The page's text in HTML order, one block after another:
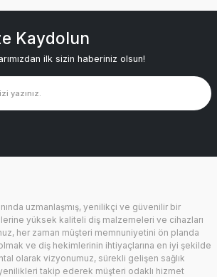
Kaydolun
ilk sizin haberiniz olsun!
uzmanlaşmış, yenilikçi ve güvenilir bir
yüksek kaliteli diş malzemeleri ve cihazları
her zaman müşteri memnuniyetini ön planda
ve diş hekimlerinin ihtiyaçlarına en iyi şekilde
olarak vizyonumuz, sürekli gelişen sağlık
takip ederek müşteri odaklı hizmet